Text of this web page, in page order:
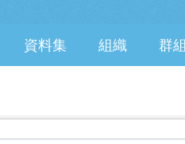
資料集 組織 群組